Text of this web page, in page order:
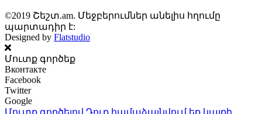
©2019 Շեշտ.am. Մեջբերումներ անելիս հղումը
պարտադիր է:
Designed by Flatstudio
Մուտք գործեք
Вконтакте
Facebook
Twitter
Google
Մուտք գործելով Դուք համաձայնվում եք կայքի